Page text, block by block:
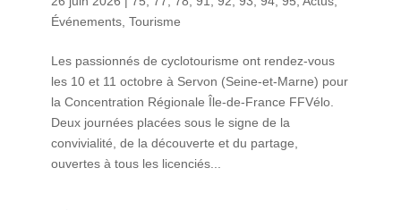
Événements, Tourisme
Les passionnés de cyclotourisme ont rendez-vous
les 10 et 11 octobre à Servon (Seine-et-Marne) pour
la Concentration Régionale Île-de-France FFVélo.
Deux journées placées sous le signe de la
convivialité, de la découverte et du partage,
ouvertes à tous les licenciés...